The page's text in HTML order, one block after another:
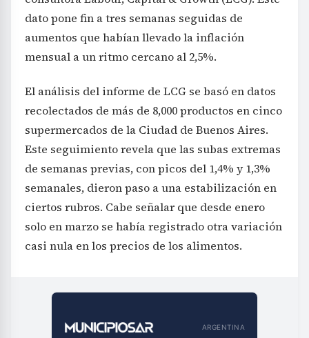
dato pone fin a tres semanas seguidas de
aumentos que habían llevado la inflación
mensual a un ritmo cercano al 2,5%.
El análisis del informe de LCG se basó en datos
recolectados de más de 8,000 productos en cinco
supermercados de la Ciudad de Buenos Aires.
Este seguimiento revela que las subas extremas
de semanas previas, con picos del 1,4% y 1,3%
semanales, dieron paso a una estabilización en
ciertos rubros. Cabe señalar que desde enero
solo en marzo se había registrado otra variación
casi nula en los precios de los alimentos.
ARGENTINA